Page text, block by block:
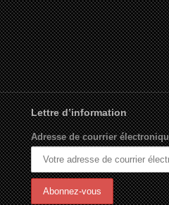
Lettre d’information
Adresse de courrier